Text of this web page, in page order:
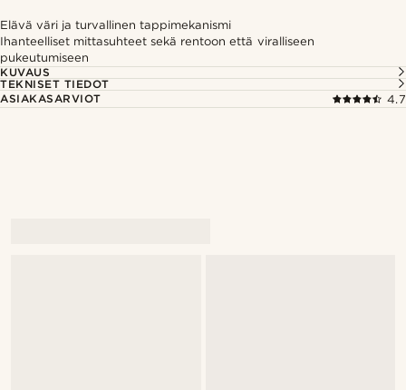
Elävä väri ja turvallinen tappimekanismi
Ihanteelliset mittasuhteet sekä rentoon että viralliseen
pukeutumiseen
KUVAUS
TEKNISET TIEDOT
ASIAKASARVIOT
4.7